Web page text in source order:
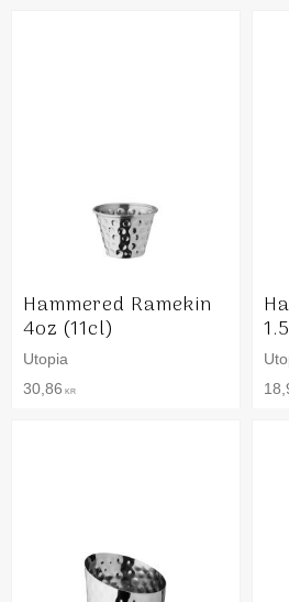
Hammered Ramekin
4oz (11cl)
Utopia
30,86 KR